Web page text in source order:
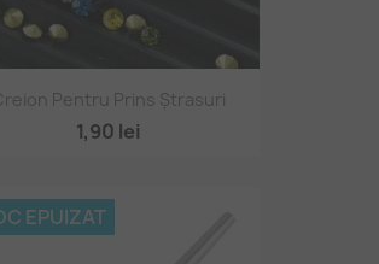
Pentru Prins Ștrasuri
1,90 lei
EPUIZAT